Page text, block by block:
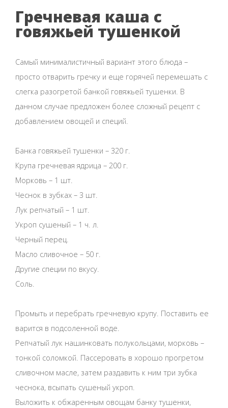
Гречневая каша с
говяжьей тушенкой
Самый минималистичный вариант этого блюда –
просто отварить гречку и еще горячей перемешать с
слегка разогретой банкой говяжьей тушенки. В
данном случае предложен более сложный рецепт с
добавлением овощей и специй.
Банка говяжьей тушенки – 320 г.
Крупа гречневая ядрица – 200 г.
Морковь – 1 шт.
Чеснок в зубках – 3 шт.
Лук репчатый – 1 шт.
Укроп сушеный – 1 ч. л.
Черный перец.
Масло сливочное – 50 г.
Другие специи по вкусу.
Соль.
Промыть и перебрать гречневую крупу. Поставить ее
варится в подсоленной воде.
Репчатый лук нашинковать полукольцами, морковь –
тонкой соломкой. Пассеровать в хорошо прогретом
сливочном масле, затем раздавить к ним три зубка
чеснока, всыпать сушеный укроп.
Выложить к обжаренным овощам банку тушенки,